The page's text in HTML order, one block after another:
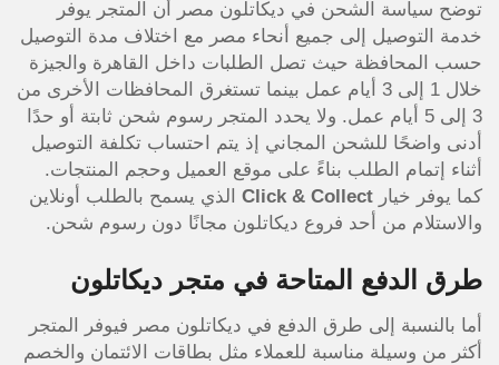
توضح سياسة الشحن في ديكاتلون مصر أن المتجر يوفر
خدمة التوصيل إلى جميع أنحاء مصر مع اختلاف مدة التوصيل
حسب المحافظة حيث تصل الطلبات داخل القاهرة والجيزة
خلال 1 إلى 3 أيام عمل بينما تستغرق المحافظات الأخرى من
3 إلى 5 أيام عمل. ولا يحدد المتجر رسوم شحن ثابتة أو حدًا
أدنى واضحًا للشحن المجاني إذ يتم احتساب تكلفة التوصيل
أثناء إتمام الطلب بناءً على موقع العميل وحجم المنتجات.
كما يوفر خيار Click & Collect الذي يسمح بالطلب أونلاين
والاستلام من أحد فروع ديكاتلون مجانًا دون رسوم شحن.
طرق الدفع المتاحة في متجر ديكاتلون
أما بالنسبة إلى طرق الدفع في ديكاتلون مصر فيوفر المتجر
أكثر من وسيلة مناسبة للعملاء مثل بطاقات الائتمان والخصم